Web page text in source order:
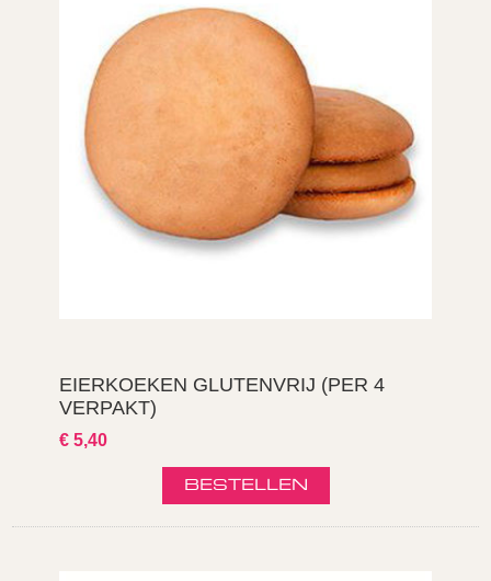
EIERKOEKEN GLUTENVRIJ (PER 4
VERPAKT)
€ 5,40